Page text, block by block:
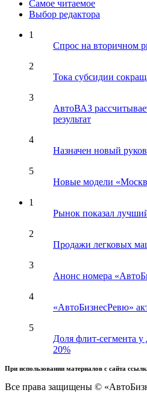
Самое читаемое
Выбор редактора
1
Спрос на вторичном
2
Тока субсидии
3
АвтоВАЗ
результат
4
Назначен новый
5
Новые модели
1
Рынок показал лучший
2
Продажи легковых
3
Анонс номера
4
«АвтоБизнесРевю»
5
Доля флит-сегмента
20%
При использовании материалов с сайта
Все права защищены ©